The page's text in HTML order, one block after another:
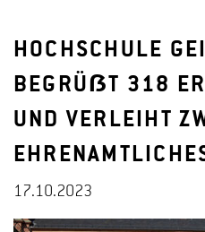
HOCHSCHULE
BEGRÜẞT 318
UND VERLEIHT
17.10.2023